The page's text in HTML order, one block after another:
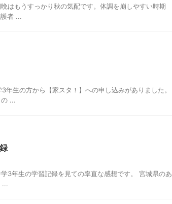
はもうすっかり秋の気配です。体調を崩しやすい時期
者 ...
生の方から【家スタ！】への申し込みがありました。
...
3年生の学習記録を見ての率直な感想です。 宮城県のあ
...